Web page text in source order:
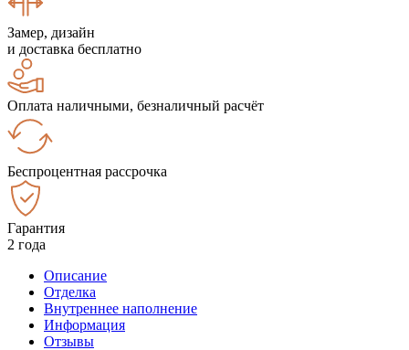
Замер, дизайн
и доставка бесплатно
Оплата наличными, безналичный расчёт
Беспроцентная рассрочка
Гарантия
2 года
Описание
Отделка
Внутреннее наполнение
Информация
Отзывы